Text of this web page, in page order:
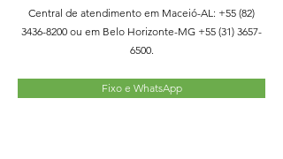
Central de atendimento em Maceió-AL: +55 (82)
3436-8200 ou em Belo Horizonte-MG +55 (31) 3657-
6500.
Fixo e WhatsApp